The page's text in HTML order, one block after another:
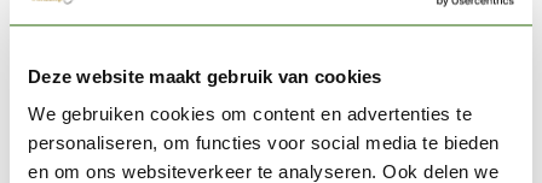
Deze website maakt gebruik van cookies
We gebruiken cookies om content en advertenties te
personaliseren, om functies voor social media te bieden
en om ons websiteverkeer te analyseren. Ook delen we
Op voorraad
Dirty Down Groen
Verdigris-effect - 25 ml -
VE / 25/1